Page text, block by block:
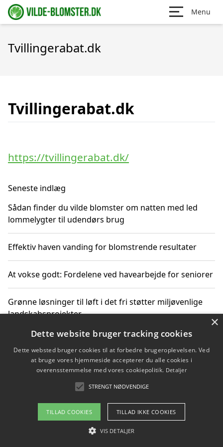
Menu
Tvillingerabat.dk
Tvillingerabat.dk
https://tvillingerabat.dk/
Seneste indlæg
Sådan finder du vilde blomster om natten med led
lommelygter til udendørs brug
Effektiv haven vanding for blomstrende resultater
At vokse godt: Fordelene ved havearbejde for seniorer
Grønne løsninger til løft i det fri støtter miljøvenlige
landskabsprojekter
Gør haven til et frirum for familien og naturen
Copyright 2026 - Pilanto Aps
Om / kontakt
Blog Betingelser
×
Dette website bruger tracking cookies
Dette websted bruger cookies til at forbedre brugeroplevelsen. Ved
at bruge vores hjemmeside accepterer du alle cookies i
overensstemmelse med vores cookiepolitik. Detaljer
STRENGT NØDVENDIGE
TILLAD COOKIES TILLAD IKKE COOKIES
VIS DETALJER